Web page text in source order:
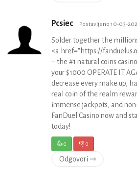
Pcsiec Postavljeno 10-03-
Solder together the
<a href="https://
– the #1 natural coins
your $1000 OPERATE IT
decrease every make up,
real coin of the realm
immense jackpots, and
FanDuel Casino now and
today!
👍0 👎0
Odgovori ⇾